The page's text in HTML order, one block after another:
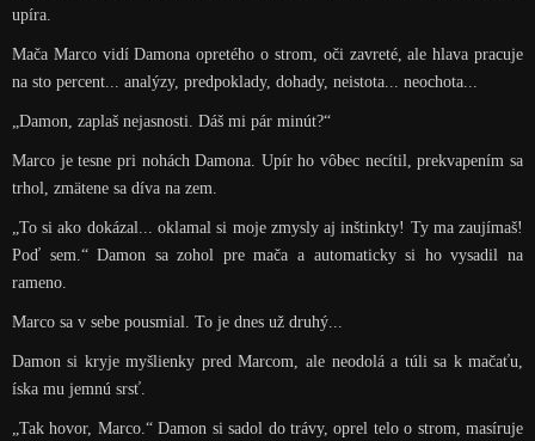
upíra.
Mača Marco vidí Damona opretého o strom, oči zavreté, ale hlava pracuje
na sto percent... analýzy, predpoklady, dohady, neistota... neochota...
„Damon, zaplaš nejasnosti. Dáš mi pár minút?“
Marco je tesne pri nohách Damona. Upír ho vôbec necítil, prekvapením sa
trhol, zmätene sa díva na zem.
„To si ako dokázal... oklamal si moje zmysly aj inštinkty! Ty ma zaujímaš!
Poď sem.“ Damon sa zohol pre mača a automaticky si ho vysadil na
rameno.
Marco sa v sebe pousmial. To je dnes už druhý...
Damon si kryje myšlienky pred Marcom, ale neodolá a túli sa k mačaťu,
íska mu jemnú srsť.
„Tak hovor, Marco.“ Damon si sadol do trávy, oprel telo o strom, masíruje